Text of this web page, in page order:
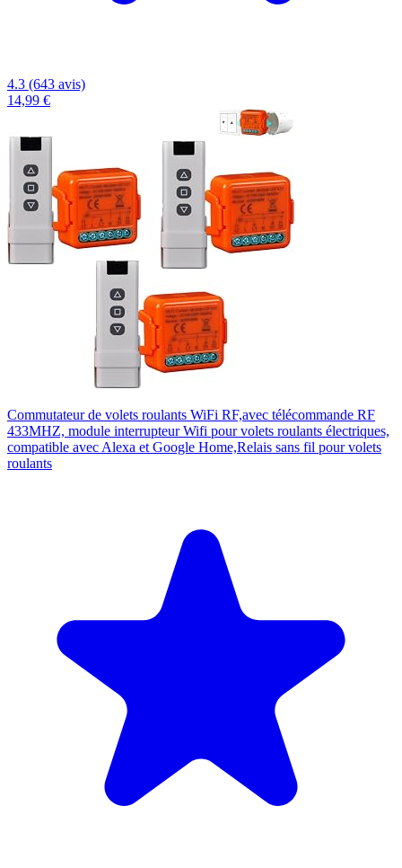
4.3 (643 avis)
14,99 €
Commutateur de volets roulants WiFi RF,avec télécommande RF
433MHZ, module interrupteur Wifi pour volets roulants électriques,
compatible avec Alexa et Google Home,Relais sans fil pour volets
roulants